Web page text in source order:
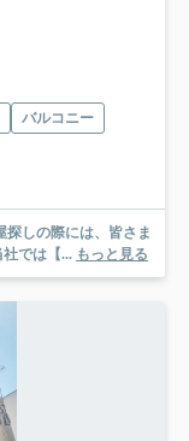
バルコニー
では【... もっと見る